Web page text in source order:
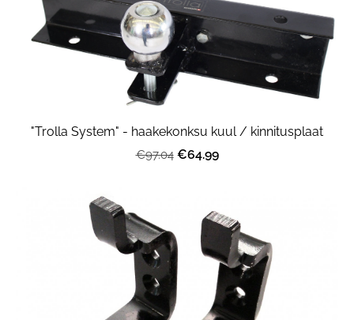
"Trolla System" - haakekonksu kuul / kinnitusplaat
€97.04 €64.99